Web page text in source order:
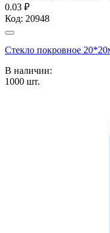
0.03 ₽
Код: 20948
Стекло покровное
В наличии:
1000 шт.